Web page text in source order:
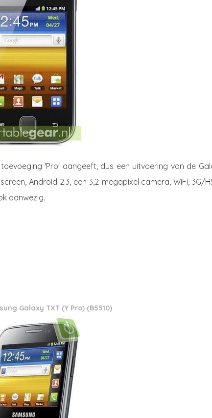
'Pro' aangeeft, dus een uitvoering van de
Android 2.3, een 3,2-megapixel camera, WiFi, 3G/
aanwezig.
Galaxy TXT (Y Pro) (B5510)